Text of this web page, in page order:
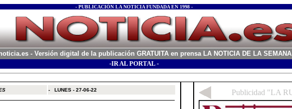
- PUBLICACIÓN LA NOTICIA FUNDADA EN 1998 -
- Versión digital de la publicación GRATUITA en prensa LA NOTICIA DE LA SEMANA
-IR AL PORTAL -
- LUNES - 27-06-22